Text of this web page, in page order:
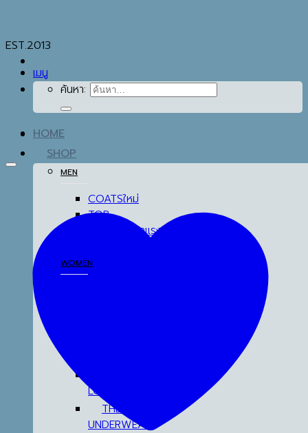
EST.2013
เมนู
ค้นหา:
HOME
SHOP
MEN
COATS
TOP
WOMEN
LOOKS
THERMAL
UNDERWEAR